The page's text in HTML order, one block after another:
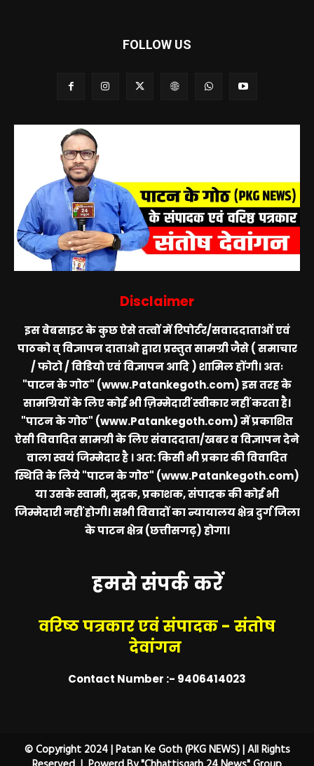
FOLLOW US
Disclaimer
इस वेबसाइट के कुछ ऐसे तत्वों में रिपोर्टर/सवाददाताओं एवं
पाठको व् विज्ञापन दाताओ द्वारा प्रस्तुत सामग्री जैसे ( समाचार
/ फोटो / विडियो एवं विज्ञापन आदि ) शामिल होंगी। अतः
"पाटन के गोठ" (www.Patankegoth.com)इस तरह के
सामग्रियों के लिए कोई भी ज़िम्मेदारीं स्वीकार नहीं करता है।
"पाटन के गोठ" (www.Patankegoth.com)में प्रकाशित
ऐसी विवादित सामग्री के लिए संवाददाता/खबर व विज्ञापन देने
वाला स्वयं जिम्मेदार है । अत: किसी भी प्रकार की विवादित
स्थिति के लिये"पाटन के गोठ" (www.Patankegoth.com)
या उसके स्वामी, मुद्रक, प्रकाशक, संपादक की कोई भी
जिम्मेदारी नहीं होगी। सभी विवादों का न्यायालय क्षेत्र दुर्ग जिला
के पाटन क्षेत्र (छत्तीसगढ़) होगा।
हमसे संपर्क करें
वरिष्ठ पत्रकार एवं संपादक - संतोष
देवांगन
Contact Number :- 9406414023
© Copyright 2024 | Patan Ke Goth (PKG NEWS) | All Rights